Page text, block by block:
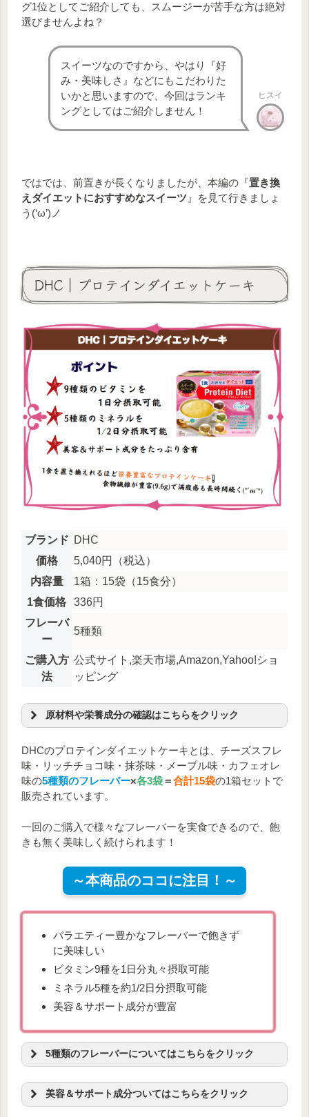
グ1位としてご紹介しても、スムージーが苦手な方は絶対
選びませんよね？
スイーツなのですから、やはり『好
み・美味しさ』などにもこだわりた
いかと思いますので、今回はランキ
ングとしてはご紹介しません！
ヒスイ
ではでは、前置きが長くなりましたが、本編の『置き換
えダイエットにおすすめなスイーツ 』を見て行きましょ
う(‘ω’)ノ
DHC｜プロテインダイエットケーキ
ブランド DHC
価格
5,040円（税込）
内容量
1箱：15袋（15食分）
1食価格
336円
フレーバ
ー
5種類
ご購入方
法
公式サイト,楽天市場,Amazon,Yahoo!ショ
ッピング
原材料や栄養成分の確認はこちらをクリック
ブドウ糖（国内製造）、難消化性デキストリン、大豆蛋
白、乾燥全卵、乳蛋白濃縮物、でん粉、粉末油脂（食用
植物油脂、コーンシロップ）、抹茶、ドロマイト、オル
ニチン塩酸塩、コエンザイムQ10、プラセンタエキス
パルテーム・L-フェニルアラニン化合物）、増粘剤（キ
サンタンガム）、カゼインNa、クエン酸第一鉄ナトリ
料、パントテン酸Ca、V.B1、V.B6、V.B2、V.A、葉酸、
酸化防止剤（トコフェロール）、V.D、V.B12、（一部
に卵・乳成分・大豆・豚肉を含む）
エネルギー 180kcal 炭水化物
たんぱく質
4.9g －食物繊維
食塩相当量
0.7g カルシウム
4.6㎎ 亜鉛
銅
0.4㎎ マグネシウム
173㎎
ビタミンA
642㎍ ナイアシン
20㎎
ビタミンB2
1.2㎎ ビタミンB6
1.6㎎
ビタミンB12
3.1㎍ ビタミンC 82㎎
DHCのプロテインダイエットケーキとは、チーズスフレ
味・リッチチョコ味・抹茶味・メープル味・カフェオレ
味の5種類のフレーバー×各3袋＝合計15袋の1箱セットで
販売されています。
一回のご購入で様々なフレーバーを実食できるので、飽
きも無く美味しく続けられます！
～本商品のココに注目！～
バラエティー豊かなフレーバーで飽きず
に美味しい
ビタミン9種を1日分丸々摂取可能
ミネラル5種を約1/2日分摂取可能
美容＆サポート成分が豊富
5種類のフレーバーについてはこちらをクリック
美容＆サポート成分ついてはこちらをクリック